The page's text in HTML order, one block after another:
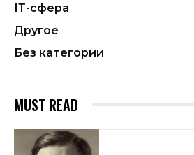
ІТ-сфера
Другое
Без категории
MUST READ